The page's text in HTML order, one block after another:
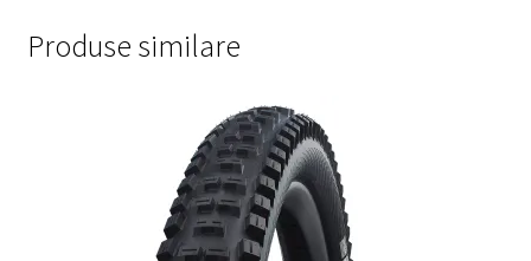
Produse similare